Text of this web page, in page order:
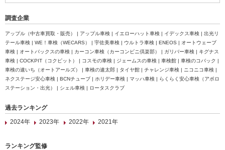
調査企業
アップル（中古車買取・販売） | アップル車検 | イエローハット車検 | イデックス車検 | 出光リ
テール車検 | WE！車検（WECARS） | 宇佐美車検 | ウルトラ車検 | ENEOS | オートウェーブ
車検 | オートバックスの車検 | カーコン車検（カーコンビニ倶楽部） | ガリバー車検 | キグナス
車検 | COCKPIT（コクピット） | コスモの車検 | ジェームスの車検 | 車検館 | 車検のコバック |
車検の速いち（オートアールズ） | 車検の速太郎 | タイヤ館 | チャレンジ車検 | ニコニコ車検 |
ネクステージ安心車検 | BCNチューブ | ホリデー車検 | マッハ車検 | らくらく安心車検（アポロ
ステーション・出光） | シェル車検 | ロータスクラブ
過去ランキング
2024年
2023年 2022年 2021年
ランキング監修